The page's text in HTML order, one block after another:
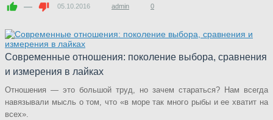
— 05.10.2016 admin 0
Современные отношения: поколение выбора, сравнения
и измерения в лайках
Отношения — это большой труд, но зачем стараться? Нам всегда
навязывали мысль о том, что «в море так много рыбы и ее хватит на
всех».